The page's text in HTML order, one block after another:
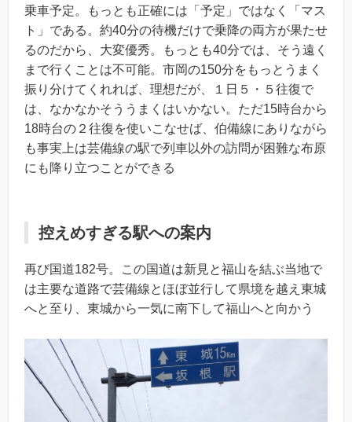
乗車予定。もっとも正確には「予定」ではなく「マス
ト」である。約40分の待機だけで乗降の両方が果たせ
るのだから、大変優秀。もっとも40分では、そう遠く
まで行くことは不可能。市岡の150分をもっとうまく
振り分けてくれれば、理想だが、１日５・５往復で
は、なかなかそううまくはいかない。ただ15時台から
18時台の２往復を使いこなせば、伯備線にありながら
も事実上は芸備線の駅で列車以外の訪問が困難な布原
にも降り立つことができる
控えめすぎる駅への案内
再び国道182号。この国道は新見と福山を結ぶ当地で
は主要な道路で芸備線とほぼ並行して県境を越え東城
へと至り、東城から一気に南下して福山へと向かう